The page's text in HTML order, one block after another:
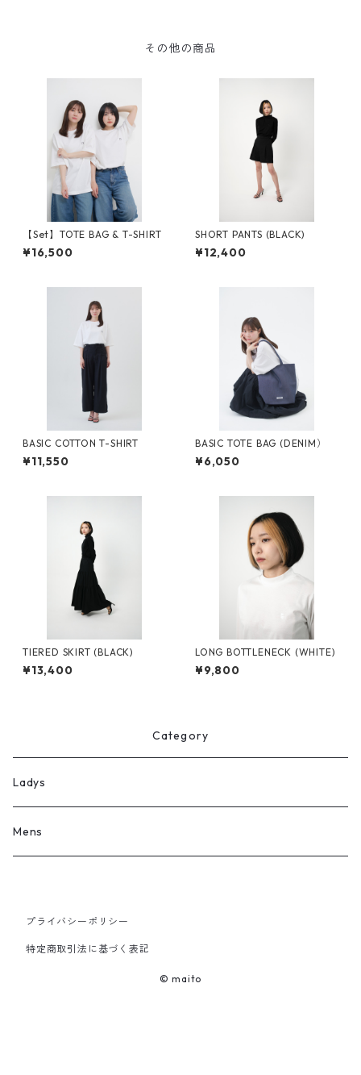
その他の商品
【Set】TOTE BAG & T-SHIRT
¥16,500
SHORT PANTS (BLACK)
¥12,400
BASIC COTTON T-SHIRT
¥11,550
BASIC TOTE BAG (DENIM）
¥6,050
TIERED SKIRT (BLACK)
¥13,400
LONG BOTTLENECK (WHITE)
¥9,800
Category
Ladys
Mens
プライバシーポリシー
特定商取引法に基づく表記
© maito